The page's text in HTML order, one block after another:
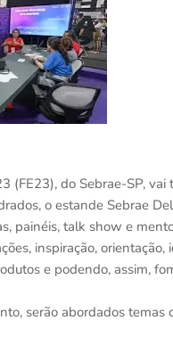
(FE23), do Sebrae-SP,
o estande Sebrae
painéis, talk show e
inspiração,
e podendo, assim,
serão abordados